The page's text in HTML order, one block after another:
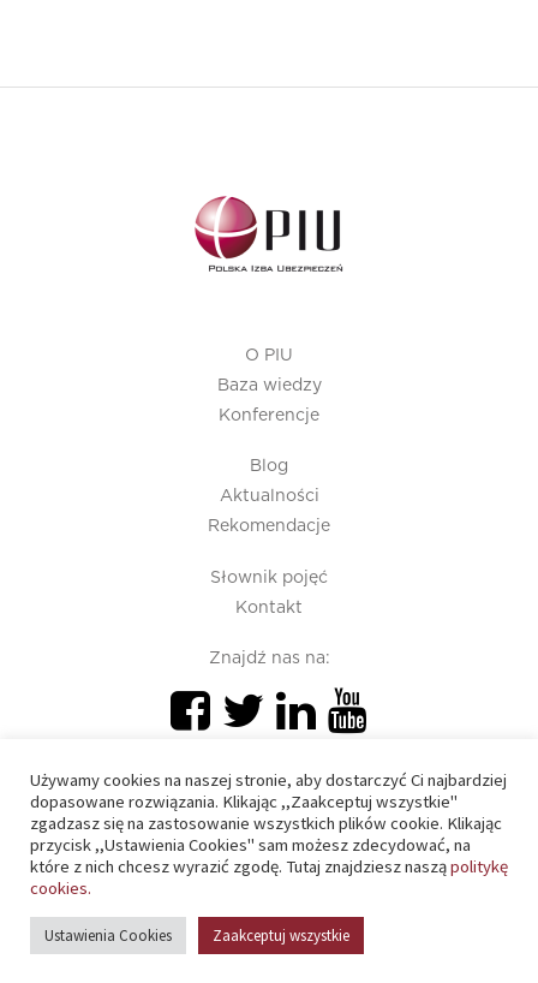
O PIU
Baza wiedzy
Konferencje
Blog
Aktualności
Rekomendacje
Słownik pojęć
Kontakt
Znajdź nas na:
PIU 2020 © All right reserved
Polityka cookies
Używamy cookies na naszej stronie, aby dostarczyć Ci najbardziej
dopasowane rozwiązania. Klikając ,,Zaakceptuj wszystkie"
zgadzasz się na zastosowanie wszystkich plików cookie. Klikając
przycisk ,,Ustawienia Cookies" sam możesz zdecydować, na
które z nich chcesz wyrazić zgodę. Tutaj znajdziesz nasząpolitykę
cookies.
Ustawienia Cookies Zaakceptuj wszystkie